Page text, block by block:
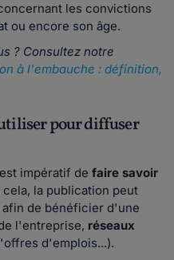
les convictions
ou encore son âge.
? Consultez notre
à l'embauche : définition,
pour diffuser
impératif de faire savoir
cela, la publication peut
de bénéficier d'une
l'entreprise, réseaux
d'emplois...).